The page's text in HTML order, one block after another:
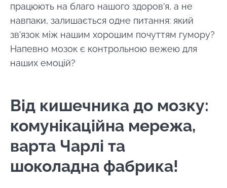
працюють на благо нашого здоров’я, а не
навпаки, залишається одне питання: який
зв’язок між нашим хорошим почуттям гумору?
Напевно мозок є контрольною вежею для
наших емоцій?
Від кишечника до мозку:
комунікаційна мережа,
варта Чарлі та
шоколадна фабрика!
Перенаправлення
Приєднуйтесь до спільноти Microbiota та
отримайте раз на місяць "найважливіший",
щоб бути в курсі останніх новин про
Microbiota.
Приєднуйтесь до спільноти Microbiota та
отримайте \ Essentials \ "раз на місяць,
щоб бути в курсі останніх новин про
мікробіоти".
Я хотів би підписатися на отримання інших
новин з BioCodex
Я прочитав і приймаюGTUіполітику
Інституту мікробіоти